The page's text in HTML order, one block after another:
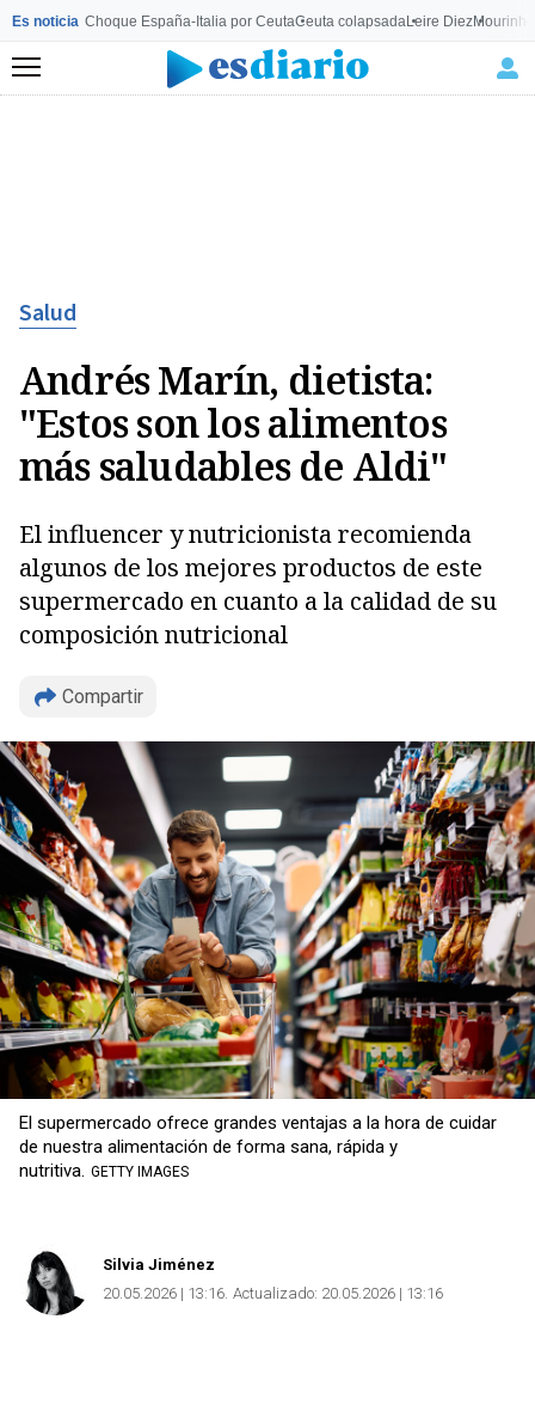
Es noticia Choque España-Italia por CeutaCeuta colapsadaLeire Diez
Menú
Salud
Andrés Marín, dietista:
"Estos son los alimentos
más saludables de Aldi"
El influencer y nutricionista recomienda
algunos de los mejores productos de este
supermercado en cuanto a la calidad de su
composición nutricional
Compartir
Copiar
El supermercado ofrece grandes ventajas a la hora de cuidar
de nuestra alimentación de forma sana, rápida y
nutritiva. GETTY IMAGES
Silvia Jiménez
20.05.2026 | 13:16 Actualizado: 20.05.2026 | 13:16